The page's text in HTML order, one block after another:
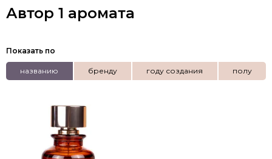
Автор 1 аромата
Показать по
названию бренду году создания полу